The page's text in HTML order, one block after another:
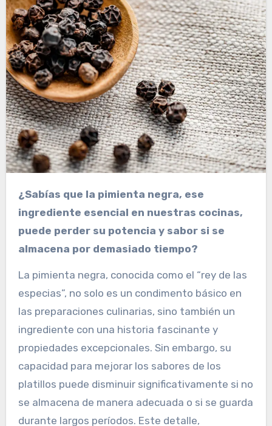
¿Sabías que la pimienta negra, ese
ingrediente esencial en nuestras cocinas,
puede perder su potencia y sabor si se
almacena por demasiado tiempo?
La pimienta negra, conocida como el “rey de las
especias”, no solo es un condimento básico en
las preparaciones culinarias, sino también un
ingrediente con una historia fascinante y
propiedades excepcionales. Sin embargo, su
capacidad para mejorar los sabores de los
platillos puede disminuir significativamente si no
se almacena de manera adecuada o si se guarda
durante largos períodos. Este detalle,